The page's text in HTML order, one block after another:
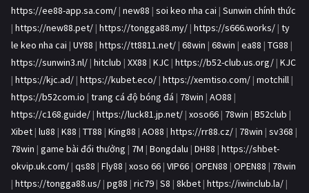
https://ee88-app.sa.com/ | new88 | soi keo nha cai | Sunwin chính thức
| https://new88.pet/ | https://tongga88.my/ | https://s666.works/ | ty
le keo nha cai | UY88 | https://tt8811.net/ | 68win | 68win | ea88 | TG88 |
https://sunwin3.nl/ | hitclub | XX88 | KJC | https://b52-club.us.org/ | KJC
| https://kjc.ad/ | https://kubet.eco/ | https://xemtiso.com/ | motchill |
https://b52com.io | trang cá độ bóng đá | 78win | AO88 |
https://c168.guide/ | https://luck81.jp.net/ | xoso66 | 78win | B52club |
Xibet | lu88 | K88 | TT88 | King88 | AO88 | https://rr88.cz/ | 78win | sv368 |
78win | game bài đổi thưởng | 7M | Bongdalu | DH88 | https://shbet-
okvip.uk.com/ | qs88 | Fly88 | xoso 66 | VIP66 | OPEN88 | OPEN88 | 78win
| https://tongga88.us/ | pg88 | ric79 | S8 | 8kbet | https://iwinclub.la/ |